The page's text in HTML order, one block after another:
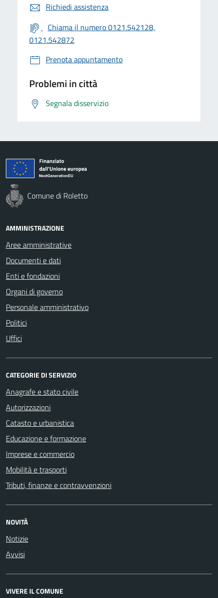
Richiedi assistenza
Chiama il numero 0121.542128,
0121.542872
Prenota appuntamento
Problemi in città
Segnala disservizio
Comune di Roletto
AMMINISTRAZIONE
Aree amministrative
Documenti e dati
Enti e fondazioni
Organi di governo
Personale amministrativo
Politici
Uffici
CATEGORIE DI SERVIZIO
Anagrafe e stato civile
Autorizzazioni
Catasto e urbanistica
Educazione e formazione
Imprese e commercio
Mobilità e trasporti
Tributi, finanze e contravvenzioni
NOVITÀ
Notizie
Avvisi
VIVERE IL COMUNE